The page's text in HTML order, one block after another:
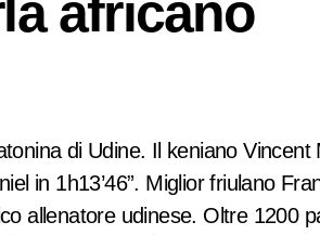
africano
in 1h13’46”. Miglior friulano
allenatore udinese. Oltre